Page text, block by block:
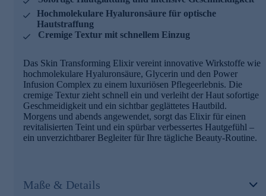
Hochmolekulare Hyaluronsäure für optische
Hautstraffung
Cremige Textur mit schnellem Einzug
Das Skin Transforming Elixir vereint innovative Wirkstoffe wie
hochmolekulare Hyaluronsäure, Glycerin und den Power
Infusion Complex zu einem luxuriösen Pflegeerlebnis. Die
cremige Textur zieht schnell ein und verleiht der Haut sofortige
Geschmeidigkeit und ein sichtbar geglättetes Hautbild.
Morgens und abends angewendet, sorgt das Elixir für einen
revitalisierten Teint und ein spürbar verbessertes Hautgefühl –
ein unverzichtbarer Begleiter für Ihre tägliche Beauty-Routine.
Maße & Details